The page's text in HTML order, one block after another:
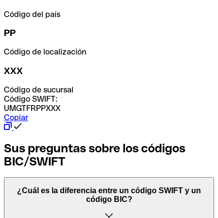
Código del país
PP
Código de localización
XXX
Código de sucursal
Código SWIFT:
UMGTFRPPXXX
Copiar
Sus preguntas sobre los códigos
BIC/SWIFT
¿Cuál es la diferencia entre un código SWIFT y un
código BIC?